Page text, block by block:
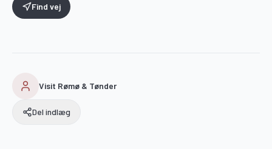
Find vej
Visit Rømø & Tønder
Del indlæg